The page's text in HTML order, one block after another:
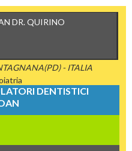
DR. QUIRINO
- ITALIA
DENTISTICI